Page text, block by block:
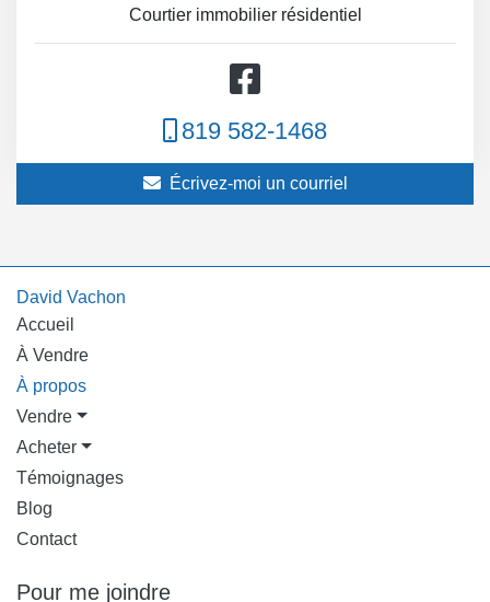
Courtier immobilier résidentiel
819 582-1468
Écrivez-moi un courriel
David Vachon
Accueil
À Vendre
À propos
Vendre
Acheter
Témoignages
Blog
Contact
Pour me joindre